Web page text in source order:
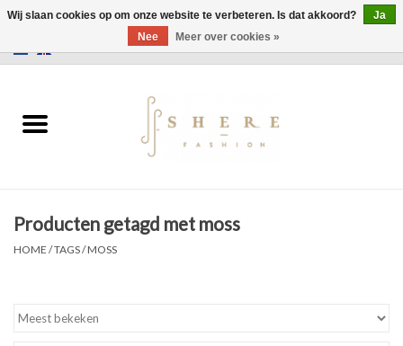
Jurken
Producten getagd met moss
HOME /TAGS/MOSS
Wij slaan cookies op om onze website te verbeteren. Is dat akkoord?
Ja
Nee
Meer over cookies »